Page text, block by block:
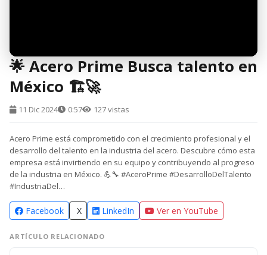
🌟 Acero Prime Busca talento en
México 🏗️🚀
11 Dic 2024 0:57 127 vistas
Acero Prime está comprometido con el crecimiento profesional y el
desarrollo del talento en la industria del acero. Descubre cómo esta
empresa está invirtiendo en su equipo y contribuyendo al progreso
de la industria en México. 💪🔧 #AceroPrime #DesarrolloDelTalento
#IndustriaDel…
Facebook X LinkedIn Ver en YouTube
ARTÍCULO RELACIONADO